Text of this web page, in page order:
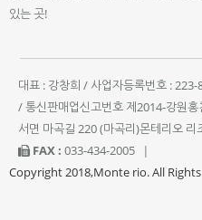
있는 곳!
대표 : 강창희 / 사업자등록번호 :
/ 통신판매업신고번호 제2014-강원
서면 마곡길 220 (마곡리)몬테리오 리
FAX : 033-434-2005
|
Copyright 2018,Monte rio. All